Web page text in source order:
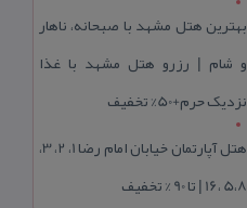
بهترین هتل مشهد با صبحانه، ناهار
و شام | رزرو هتل مشهد با غذا
نزدیک حرم+50% تخفیف
هتل آپارتمان خیابان امام رضا 1، 2، 3،
5،8 ،16 | تا 90 % تخفیف